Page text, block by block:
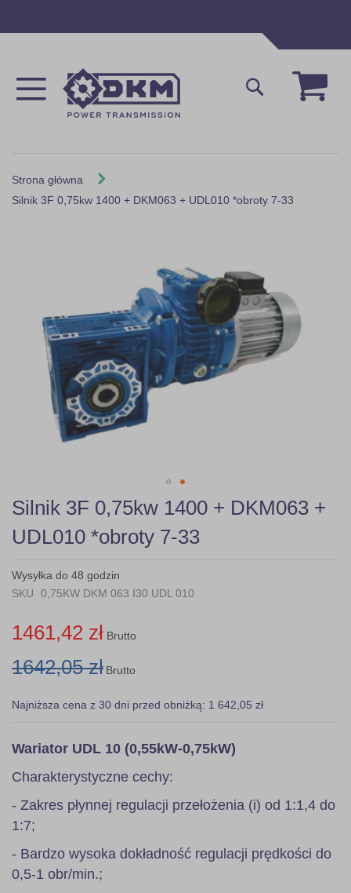
Mój
Szukaj
Strona główna
Silnik 3F 0,75kw 1400 + DKM063 + UDL010 *obroty 7-33
images
Skip
to
the
beginning
the
images
Silnik 3F 0,75kw 1400 + DKM063 +
UDL010 *obroty 7-33
Wysyłka do 48 godzin
SKU
0,75KW DKM 063 I30 UDL 010
1461,42 zł Brutto
1642,05 zł Brutto
Najniższa cena z 30 dni przed obniżką: 1 642,05 zł
Wariator UDL 10 (0,55kW-0,75kW)
Charakterystyczne cechy:
- Zakres płynnej regulacji przełożenia (i) od 1:1,4 do
1:7;
- Bardzo wysoka dokładność regulacji prędkości do
0,5-1 obr/min.;